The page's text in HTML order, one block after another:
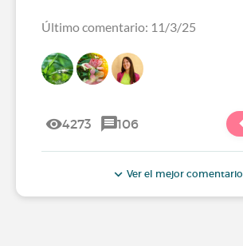
Último comentario: 11/3/25
4273 106
Ver el mejor comentario